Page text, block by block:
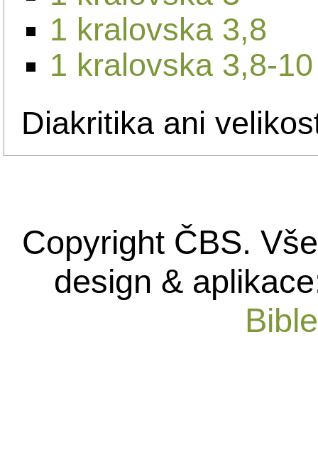
1 kralovska 3,8
1 kralovska 3,8-10
Diakritika ani
Copyright ČBS.
design &